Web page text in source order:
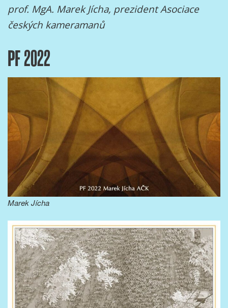
prof. MgA. Marek Jícha, prezident Asociace
českých kameramanů
PF 2022
Marek Jícha